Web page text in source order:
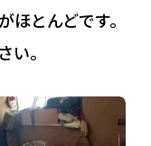
ほとんどです。
い。